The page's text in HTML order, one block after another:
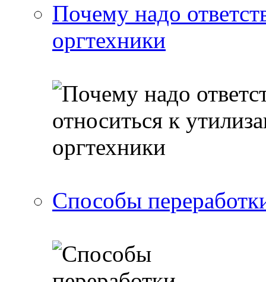
Почему надо
оргтехники
Способы